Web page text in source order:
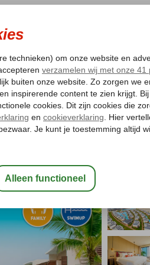
2026 ZONVAKANTIE
Gratis annuleren*
Sino